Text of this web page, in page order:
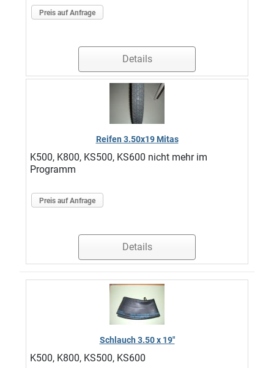
Preis auf Anfrage
Details
Reifen 3.50x19 Mitas
K500, K800, KS500, KS600 nicht mehr im
Programm
Preis auf Anfrage
Details
Schlauch 3.50 x 19"
K500, K800, KS500, KS600